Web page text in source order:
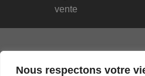
Nous respectons votre
vente